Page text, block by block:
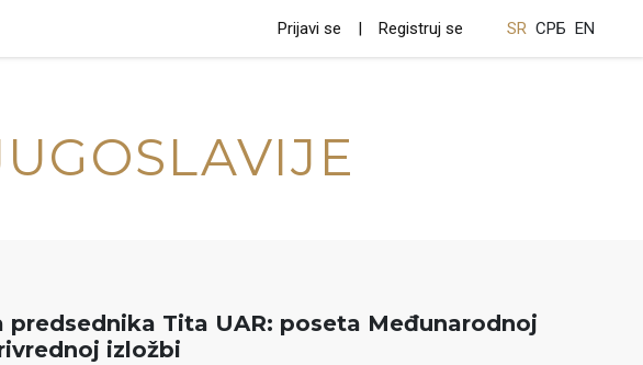
Prijavi se Registruj se SR СРБ EN
predsednika Tita UAR: poseta Međunarodnoj
izložbi